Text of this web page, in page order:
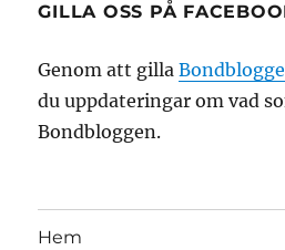
GILLA OSS PÅ
Genom att gilla
du uppdateringar om vad
Bondbloggen.
Hem